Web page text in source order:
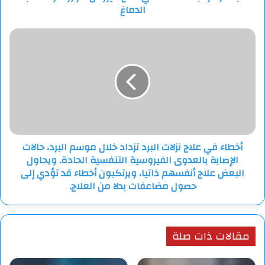
ومساء الثلاثاء، كشف ترامب خلال مؤتمر صحفي جمعه مع نتنياهو
في البيت الأبيض، عزمه الاستيلاء على قطاع غزة وتهجير
الفلسطينيين منه، مما أثار ردودا إقليمية ودولية واسعة من حلفاء
الدماغ
أخطاء
البرد،
حالات
الإصابة
بالعدوى
الفيروسية
الحادة.
البعض
علاج
أنفسهم
أخطاء في علاج نزلات البرد تزداد خلال موسم البرد، حالات
الإصابة بالعدوى الفيروسية التنفسية الحادة. ويحاول
البعض علاج أنفسهم ذاتيا، ويرتكبون أخطاء قد تؤدي إلى
حصول مضاعفات بدلا من العلاج.
مقالات ذات صلة